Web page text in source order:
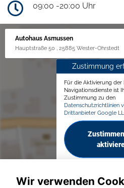
09:00 -20:00 Uhr
Autohaus Asmussen
Hauptstraße 50 , 25885 Wester-Ohrstedt
Zustimmung
Für die Aktivierung der
Navigationsdienste ist
Zustimmung zu den
Datenschutzrichtlinien
Drittanbieter Google
Wir verwenden